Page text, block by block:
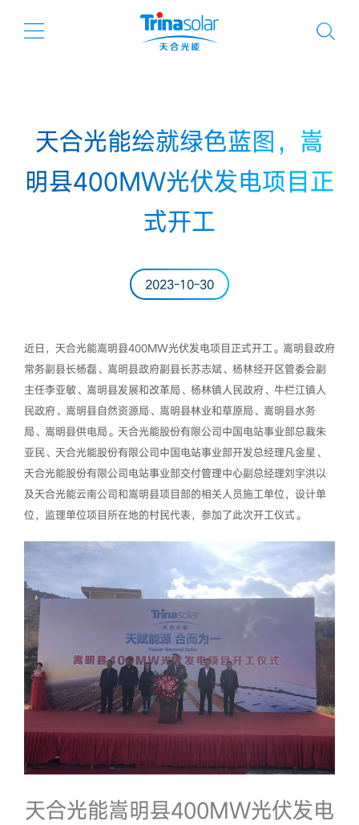
天合光能绘就绿色蓝图，嵩
明县400MW光伏发电项目正
式开工
2023-10-30
近日，天合光能嵩明县400MW光伏发电项目正式开工。嵩明县政府
常务副县长杨磊、嵩明县政府副县长苏志斌、杨林经开区管委会副
主任李亚敏、嵩明县发展和改革局、杨林镇人民政府、牛栏江镇人
民政府、嵩明县自然资源局、嵩明县林业和草原局、嵩明县水务
局、嵩明县供电局。天合光能股份有限公司中国电站事业部总裁朱
亚民、天合光能股份有限公司中国电站事业部开发总经理凡金星、
天合光能股份有限公司电站事业部交付管理中心副总经理刘宇洪以
及天合光能云南公司和嵩明县项目部的相关人员施工单位，设计单
位，监理单位项目所在地的村民代表，参加了此次开工仪式。
天合光能嵩明县400MW光伏发电